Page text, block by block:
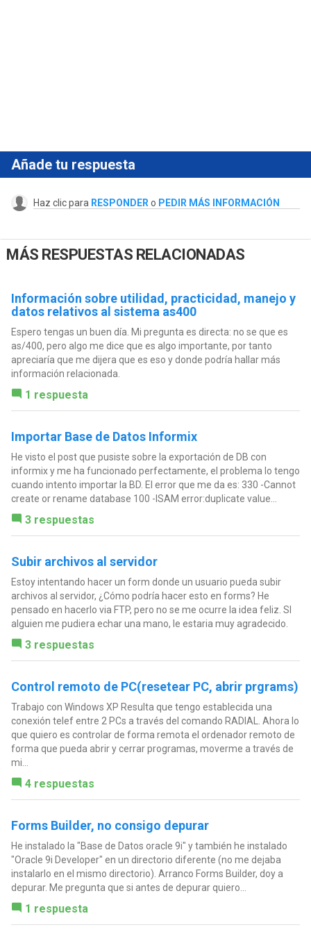
Añade tu respuesta
Haz clic para RESPONDER o PEDIR MÁS INFORMACIÓN
MÁS RESPUESTAS RELACIONADAS
Información sobre utilidad, practicidad, manejo y
datos relativos al sistema as400
Espero tengas un buen día. Mi pregunta es directa: no se que es
as/400, pero algo me dice que es algo importante, por tanto
apreciaría que me dijera que es eso y donde podría hallar más
información relacionada.
1 respuesta
Importar Base de Datos Informix
He visto el post que pusiste sobre la exportación de DB con
informix y me ha funcionado perfectamente, el problema lo tengo
cuando intento importar la BD. El error que me da es: 330 -Cannot
create or rename database 100 -ISAM error:duplicate value...
3 respuestas
Subir archivos al servidor
Estoy intentando hacer un form donde un usuario pueda subir
archivos al servidor, ¿Cómo podría hacer esto en forms? He
pensado en hacerlo via FTP, pero no se me ocurre la idea feliz. SI
alguien me pudiera echar una mano, le estaria muy agradecido.
3 respuestas
Control remoto de PC(resetear PC, abrir prgrams)
Trabajo con Windows XP Resulta que tengo establecida una
conexión telef entre 2 PCs a través del comando RADIAL. Ahora lo
que quiero es controlar de forma remota el ordenador remoto de
forma que pueda abrir y cerrar programas, moverme a través de
mi...
4 respuestas
Forms Builder, no consigo depurar
He instalado la "Base de Datos oracle 9i" y también he instalado
"Oracle 9i Developer" en un directorio diferente (no me dejaba
instalarlo en el mismo directorio). Arranco Forms Builder, doy a
depurar. Me pregunta que si antes de depurar quiero...
1 respuesta